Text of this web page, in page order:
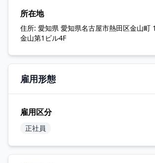
所在地
住所: 愛知県 愛知県名古屋市熱田区金山町
金山第1ビル4F
雇用形態
雇用区分
正社員